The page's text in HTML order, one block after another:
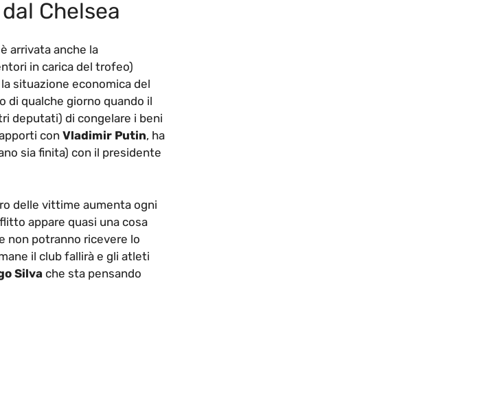
Chelsea
arrivata anche la
in carica del trofeo)
situazione economica del
di qualche giorno quando il
deputati) di congelare i beni
conVladimir Putin, ha
sia finita) con il presidente
delle vittime aumenta ogni
appare quasi una cosa
non potranno ricevere lo
il club fallirà e gli atleti
Silva che sta pensando